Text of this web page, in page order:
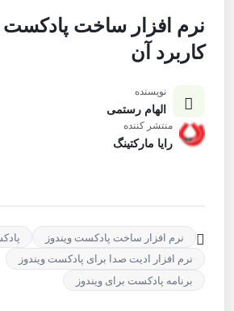
نرم افزار ساخت پادکست
کاربرد آن
نویسنده
الهام رستمی
منتشر کننده
رایا مارکتینگ
نرم افزار ساخت پادکست ویندوز
نرم افزار ادیت صدا برای پادکست ویندوز
برنامه پادکست برای ویندوز